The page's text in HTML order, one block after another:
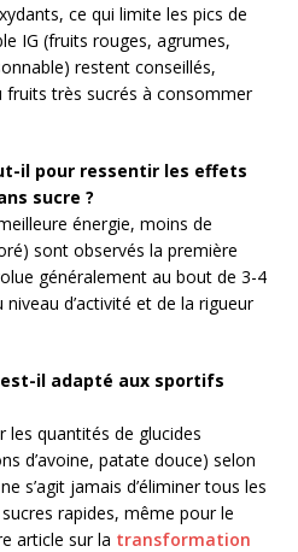
ce qui limite les pics de
IG (fruits rouges, agrumes,
restent conseillés,
très sucrés à consommer
il pour ressentir les effets
sucre ?
énergie, moins de
sont observés la première
généralement au bout de 3-4
d’activité et de la rigueur
il adapté aux sportifs
les quantités de glucides
d’avoine, patate douce) selon
s’agit jamais d’éliminer tous les
rapides, même pour le
article sur la transformation